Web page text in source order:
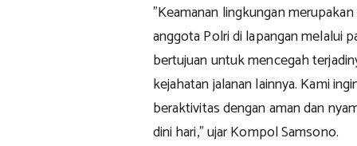
"Keamanan lingkungan
anggota Polri di lapangan melalui
bertujuan untuk mencegah
kejahatan jalanan lainnya. Kami
beraktivitas dengan aman dan
dini hari," ujar Kompol Samsono.